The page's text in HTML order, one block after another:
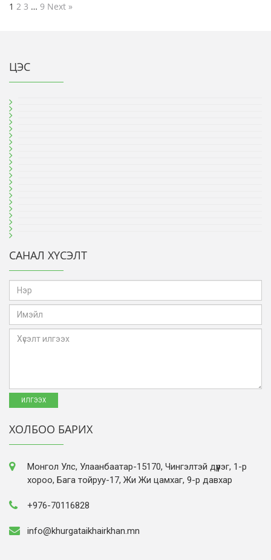
1 2 3 … 9 Next »
ЦЭС
САНАЛ ХҮСЭЛТ
ХОЛБОО БАРИХ
Монгол Улс, Улаанбаатар-15170, Чингэлтэй дүүрэг, 1-р
хороо, Бага тойруу-17, Жи Жи цамхаг, 9-р давхар
+976-70116828
info@khurgataikhairkhan.mn